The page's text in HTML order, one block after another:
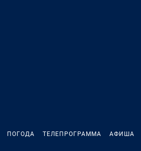
ПОГОДА ТЕЛЕПРОГРАММА АФИША